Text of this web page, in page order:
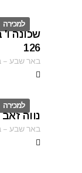
למכירה
ID
שכונה ו'
126
באר שבע–
למכירה
ID
נווה
באר שבע–